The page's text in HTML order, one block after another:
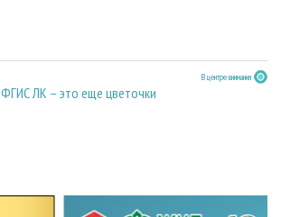
В центре внимания
ФГИС ЛК – это еще цветочки